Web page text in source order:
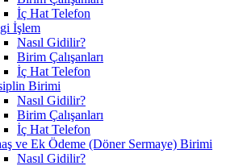
İç Hat Telefon
İşlem
Nasıl Gidilir?
Birim Çalışanları
İç Hat Telefon
Birimi
Nasıl Gidilir?
Birim Çalışanları
İç Hat Telefon
ve Ek Ödeme (Döner Sermaye) Birimi
Nasıl Gidilir?